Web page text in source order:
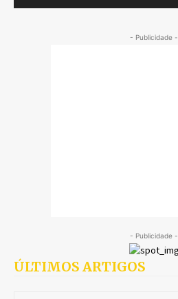
- Publicidade -
- Publicidade -
ÚLTIMOS ARTIGOS